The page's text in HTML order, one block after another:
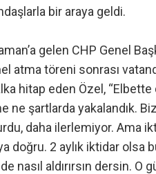
bir araya geldi.
gelen CHP Genel
atma töreni sonrası
hitap eden Özel,
ne şartlarda yakalandık.
daha ilerlemiyor. Ama
doğru. 2 aylık iktidar olsa
aldırırsın dersin. O